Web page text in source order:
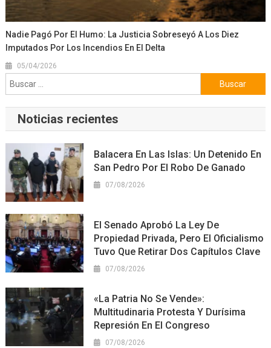
Nadie Pagó Por El Humo: La Justicia Sobreseyó A Los Diez
Imputados Por Los Incendios En El Delta
05/04/2026
Buscar:
Noticias recientes
Balacera En Las Islas: Un Detenido En
San Pedro Por El Robo De Ganado
07/08/2026
El Senado Aprobó La Ley De
Propiedad Privada, Pero El Oficialismo
Tuvo Que Retirar Dos Capítulos Clave
07/08/2026
«La Patria No Se Vende»:
Multitudinaria Protesta Y Durísima
Represión En El Congreso
07/08/2026